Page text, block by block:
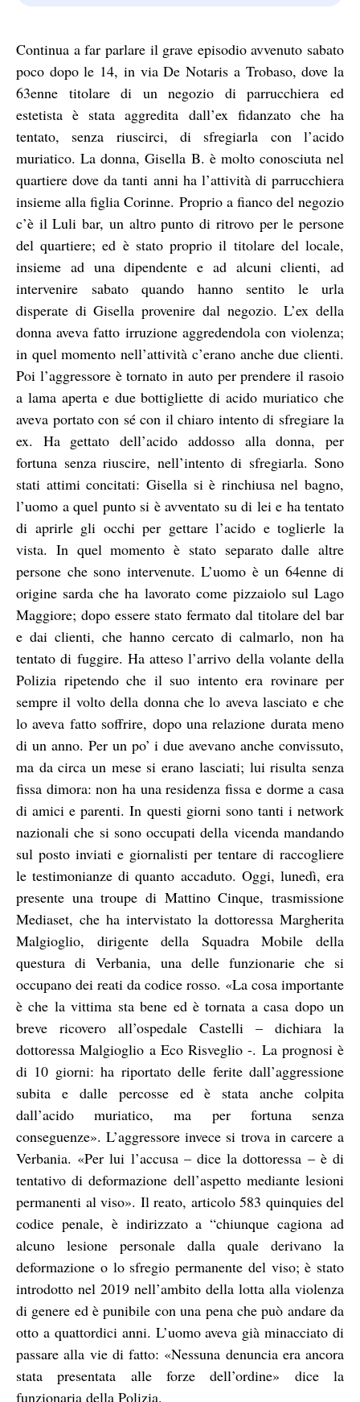
Continua a far parlare il grave episodio avvenuto sabato
poco dopo le 14, in via De Notaris a Trobaso, dove la
63enne titolare di un negozio di parrucchiera ed
estetista è stata aggredita dall’ex fidanzato che ha
tentato, senza riuscirci, di sfregiarla con l’acido
muriatico. La donna, Gisella B. è molto conosciuta nel
quartiere dove da tanti anni ha l’attività di parrucchiera
insieme alla figlia Corinne. Proprio a fianco del negozio
c’è il Luli bar, un altro punto di ritrovo per le persone
del quartiere; ed è stato proprio il titolare del locale,
insieme ad una dipendente e ad alcuni clienti, ad
intervenire sabato quando hanno sentito le urla
disperate di Gisella provenire dal negozio. L’ex della
donna aveva fatto irruzione aggredendola con violenza;
in quel momento nell’attività c’erano anche due clienti.
Poi l’aggressore è tornato in auto per prendere il rasoio
a lama aperta e due bottigliette di acido muriatico che
aveva portato con sé con il chiaro intento di sfregiare la
ex. Ha gettato dell’acido addosso alla donna, per
fortuna senza riuscire, nell’intento di sfregiarla. Sono
stati attimi concitati: Gisella si è rinchiusa nel bagno,
l’uomo a quel punto si è avventato su di lei e ha tentato
di aprirle gli occhi per gettare l’acido e toglierle la
vista. In quel momento è stato separato dalle altre
persone che sono intervenute. L’uomo è un 64enne di
origine sarda che ha lavorato come pizzaiolo sul Lago
Maggiore; dopo essere stato fermato dal titolare del bar
e dai clienti, che hanno cercato di calmarlo, non ha
tentato di fuggire. Ha atteso l’arrivo della volante della
Polizia ripetendo che il suo intento era rovinare per
sempre il volto della donna che lo aveva lasciato e che
lo aveva fatto soffrire, dopo una relazione durata meno
di un anno. Per un po’ i due avevano anche convissuto,
ma da circa un mese si erano lasciati; lui risulta senza
fissa dimora: non ha una residenza fissa e dorme a casa
di amici e parenti. In questi giorni sono tanti i network
nazionali che si sono occupati della vicenda mandando
sul posto inviati e giornalisti per tentare di raccogliere
le testimonianze di quanto accaduto. Oggi, lunedì, era
presente una troupe di Mattino Cinque, trasmissione
Mediaset, che ha intervistato la dottoressa Margherita
Malgioglio, dirigente della Squadra Mobile della
questura di Verbania, una delle funzionarie che si
occupano dei reati da codice rosso. «La cosa importante
è che la vittima sta bene ed è tornata a casa dopo un
breve ricovero all’ospedale Castelli – dichiara la
dottoressa Malgioglio a Eco Risveglio -. La prognosi è
di 10 giorni: ha riportato delle ferite dall’aggressione
subita e dalle percosse ed è stata anche colpita
dall’acido muriatico, ma per fortuna senza
conseguenze». L’aggressore invece si trova in carcere a
Verbania. «Per lui l’accusa – dice la dottoressa – è di
tentativo di deformazione dell’aspetto mediante lesioni
permanenti al viso». Il reato, articolo 583 quinquies del
codice penale, è indirizzato a “chiunque cagiona ad
alcuno lesione personale dalla quale derivano la
deformazione o lo sfregio permanente del viso; è stato
introdotto nel 2019 nell’ambito della lotta alla violenza
di genere ed è punibile con una pena che può andare da
otto a quattordici anni. L’uomo aveva già minacciato di
passare alla vie di fatto: «Nessuna denuncia era ancora
stata presentata alle forze dell’ordine» dice la
funzionaria della Polizia.